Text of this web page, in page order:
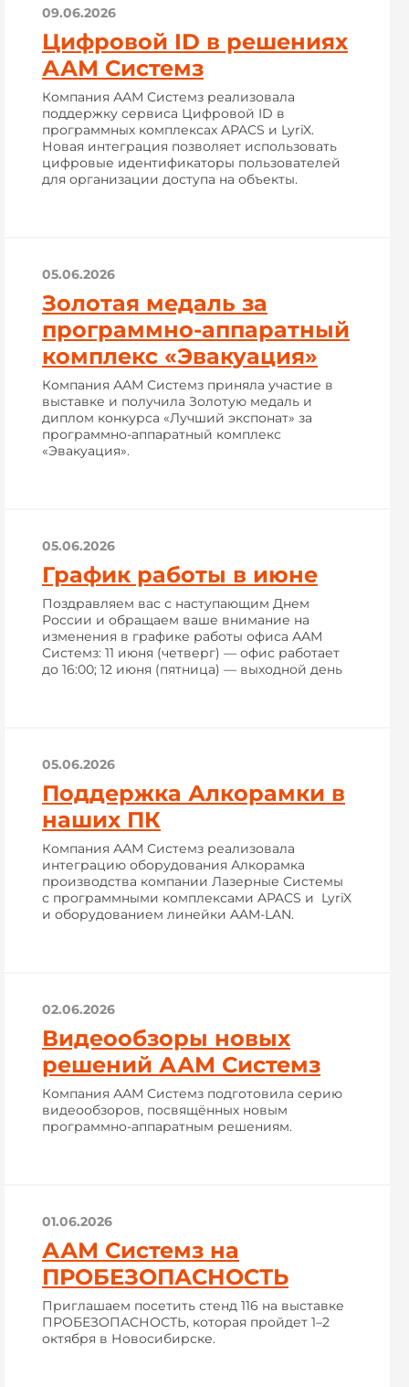
09.06.2026
Цифровой ID в решениях
ААМ Системз
Компания ААМ Системз реализовала
поддержку сервиса Цифровой ID в
программных комплексах APACS и LyriX.
Новая интеграция позволяет использовать
цифровые идентификаторы пользователей
для организации доступа на объекты.
05.06.2026
Золотая медаль за
программно-аппаратный
комплекс «Эвакуация»
Компания ААМ Системз приняла участие в
выставке и получила Золотую медаль и
диплом конкурса «Лучший экспонат» за
программно-аппаратный комплекс
«Эвакуация».
05.06.2026
График работы в июне
Поздравляем вас с наступающим Днем
России и обращаем ваше внимание на
изменения в графике работы офиса ААМ
Системз: 11 июня (четверг) — офис работает
до 16:00; 12 июня (пятница) — выходной день
05.06.2026
Поддержка Алкорамки в
наших ПК
Компания ААМ Системз реализовала
интеграцию оборудования Алкорамка
производства компании Лазерные Системы
с программными комплексами APACS и LyriX
и оборудованием линейки AAM-LAN.
02.06.2026
Видеообзоры новых
решений ААМ Системз
Компания ААМ Системз подготовила серию
видеообзоров, посвящённых новым
программно-аппаратным решениям.
01.06.2026
ААМ Системз на
ПРОБЕЗОПАСНОСТЬ
Приглашаем посетить стенд 116 на выставке
ПРОБЕЗОПАСНОСТЬ, которая пройдет 1–2
октября в Новосибирске.